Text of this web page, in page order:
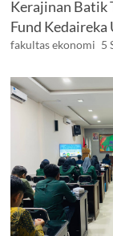
Kerajinan Batik
Fund
fakultas ekonomi 5